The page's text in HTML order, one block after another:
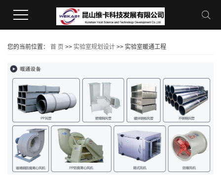
您的当前位置： 首 页 >> 实验室规划设计 >> 实验室暖通工程